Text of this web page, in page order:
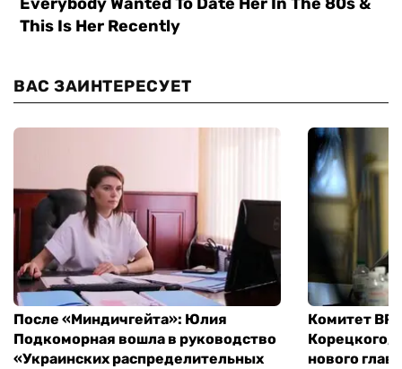
ВАС ЗАИНТЕРЕСУЕТ
После «Миндичгейта»: Юлия
Подкоморная вошла в руководство
«Украинских распределительных
Комитет ВР
Корецкого,
нового